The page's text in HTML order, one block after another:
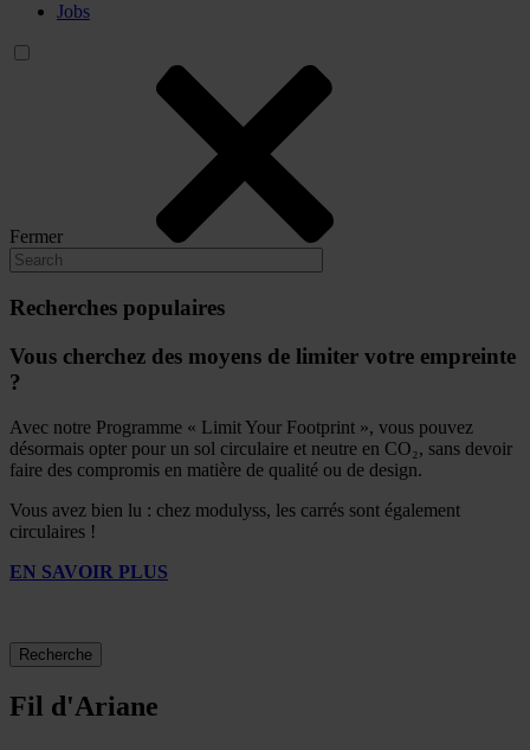
Jobs
Fermer
Recherches populaires
Vous cherchez des moyens de limiter votre empreinte
?
Avec notre Programme « Limit Your Footprint », vous pouvez
désormais opter pour un sol circulaire et neutre en CO₂, sans devoir
faire des compromis en matière de qualité ou de design.
Vous avez bien lu : chez modulyss, les carrés sont également
circulaires !
EN SAVOIR PLUS
Recherche
Fil d'Ariane